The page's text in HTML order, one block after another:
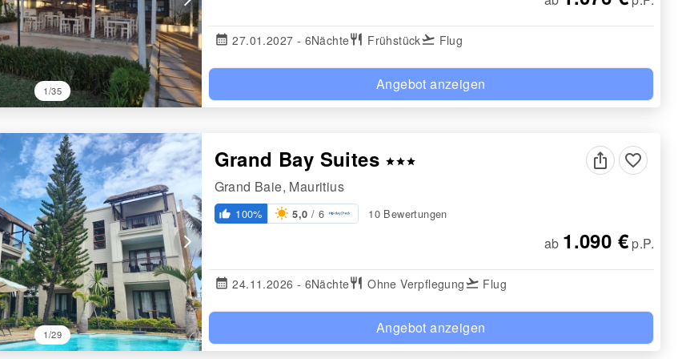
1/35
calendar_month 27.01.2027 - 6Nächterestaurant Frühstückflight_takeoff Flug
Angebot anzeigen
arrow_forward_ios
1/29
Grand Bay Suites starstarstar favorite_border
Grand Baie, Mauritius
thumb_up_alt 100% 5,0 / 6 10 Bewertungen
ab 1.090 € p.P.
calendar_month 24.11.2026 - 6Nächterestaurant Ohne Verpflegungflight_takeoff Flug
Angebot anzeigen